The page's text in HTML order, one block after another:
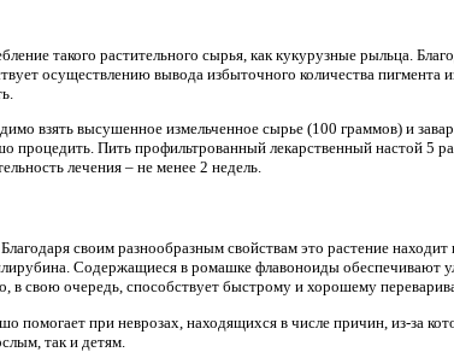
такого растительного сырья, как кукурузные рыльца.
осуществлению вывода избыточного количества пигмента
взять высушенное измельченное сырье (100 граммов) и
процедить. Пить профильтрованный лекарственный настой 5
лечения – не менее 2 недель.
своим разнообразным свойствам это растение
Содержащиеся в ромашке флавоноиды обеспечивают
в свою очередь, способствует быстрому и хорошему
помогает при неврозах, находящихся в числе причин, из-за
так и детям.